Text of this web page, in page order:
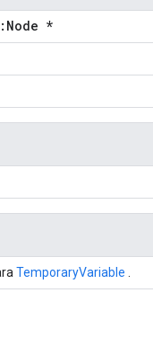
*
TemporaryVariable